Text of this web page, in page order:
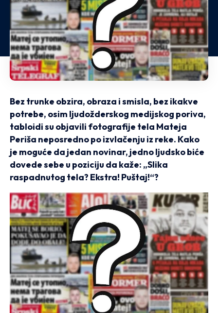
Bez trunke obzira, obraza i smisla, bez ikakve
potrebe, osim ljudožderskog medijskog poriva,
tabloidi su objavili fotografije tela Mateja
Periša neposredno po izvlačenju iz reke. Kako
je moguće da jedan novinar, jedno ljudsko biće
dovede sebe u poziciju da kaže: „Slika
raspadnutog tela? Ekstra! Puštaj!“?